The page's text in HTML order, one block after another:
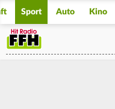
Sport Auto Kino